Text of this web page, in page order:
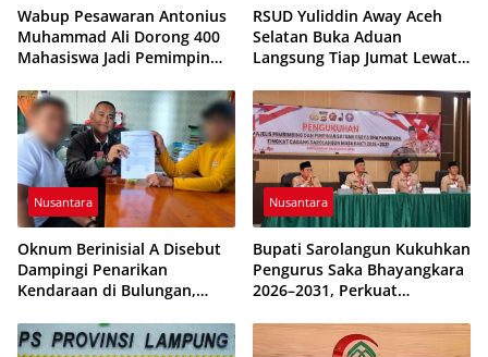
Wabup Pesawaran Antonius
Muhammad Ali Dorong 400
Mahasiswa Jadi Pemimpin
RSUD Yuliddin Away Aceh
Selatan Buka Aduan
Langsung Tiap Jumat Lewat
Nusantara
Oknum Berinisial A Disebut
Dampingi Penarikan
Kendaraan di Bulungan,
Nusantara
Bupati Sarolangun Kukuhkan
Pengurus Saka Bhayangkara
2026–2031, Perkuat
Generasi Muda